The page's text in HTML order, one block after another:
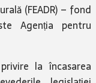
(FEADR) – fond
Agenția pentru
la încasarea